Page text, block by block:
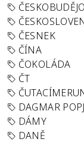
ČESNEK
ČÍNA
ČOKOLÁDA
ČT
DAGMAR
DÁMY
DANĚ